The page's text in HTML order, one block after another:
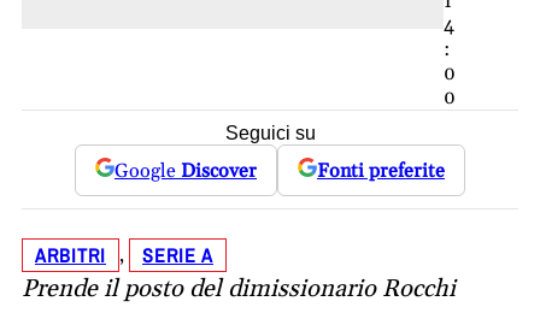
4
:
0
0
Seguici su
Google Discover Fonti preferite
ARBITRI , SERIE A
Prende il posto del dimissionario Rocchi